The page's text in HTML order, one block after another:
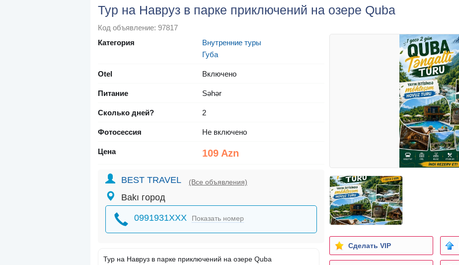
Тур на Навруз в парке приключений на озере Quba
Код объявление: 97817
Категория
Внутренние туры
Губа
Otel Включено
Питание Səhər
Сколько дней? 2
Фотосессия Не включено
Цена 109 Azn
BEST TRAVEL (Все объявления)
Bakı город
0991931XXX Показать номер
Тур на Навруз в парке приключений на озере Quba
Сделать VIP